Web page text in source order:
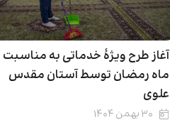
آغاز طرح ویژۀ خدماتی به مناسبت
ماه رمضان توسط آستان مقدس
علوی
۳۰ بهمن ۱۴۰۴